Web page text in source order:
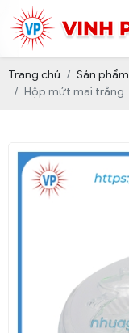
Trang chủ Sản phẩm
Hộp mứt mai trắng